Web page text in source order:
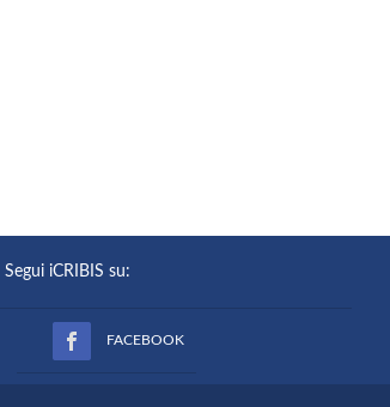
Segui iCRIBIS su:
FACEBOOK